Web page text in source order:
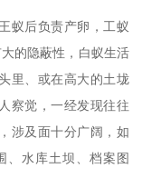
蚁后负责产卵，工蚁
的隐蔽性，白蚁生活
里、或在高大的土垅
察觉，一经发现往往
涉及面十分广阔，如
、水库土坝、档案图